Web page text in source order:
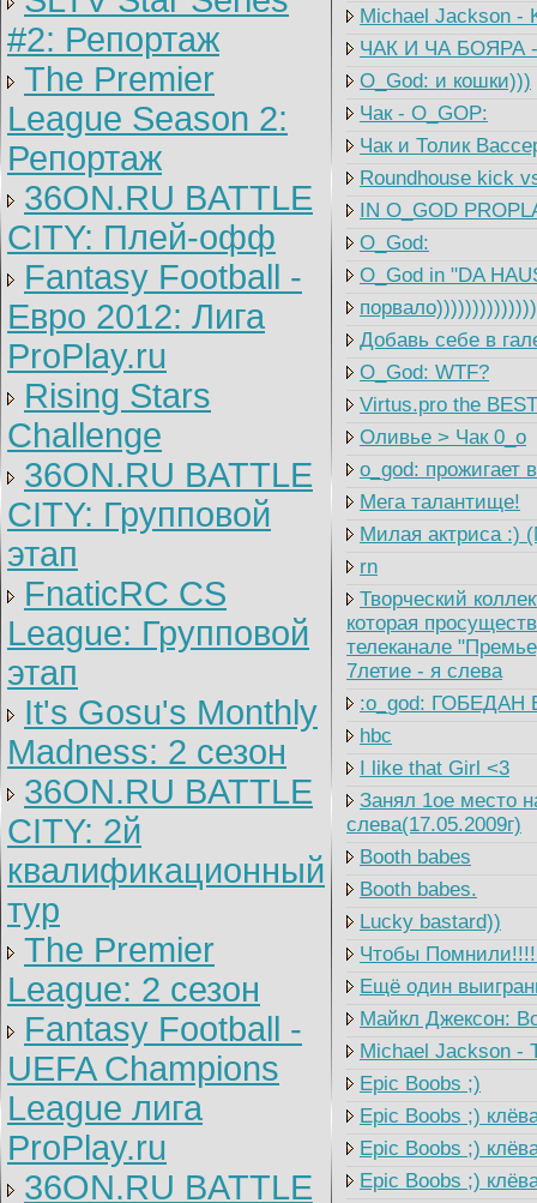
#2: Репортаж
The Premier
League Season 2:
Репортаж
36ON.RU BATTLE
CITY: Плей-офф
Fantasy Football -
Евро 2012: Лига
ProPlay.ru
Rising Stars
Challenge
36ON.RU BATTLE
CITY: Групповой
этап
FnaticRC CS
League: Групповой
этап
It's Gosu's Monthly
Madness: 2 сезон
36ON.RU BATTLE
CITY: 2й
квалификационный
тур
The Premier
League: 2 cезон
Fantasy Football -
UEFA Champions
League лига
ProPlay.ru
36ON.RU BATTLE
Michael Jackson -
ЧАК И ЧА БОЯРА -
O_God: и кошки)))
Чак - O_GOP:
Чак и Толик
Roundhouse kick
IN O_GOD
O_God:
O_God in "DA
Добавь себе в
O_God: WTF?
Virtus.pro the
Оливье > Чак 0_o
o_god: прожигает
Мега талантище!
Милая актриса :)
rn
Творческий
которая
телеканале
7летие - я слева
:o_god: ГОБЕДАН
hbc
I like that Girl <3
Занял 1ое место
слева(17.05.2009г)
Booth babes
Booth babes.
Lucky bastard))
Чтобы Помнили!!!!
Ещё один
Майкл Джексон:
Michael Jackson -
Epic Boobs ;)
Epic Boobs ;)
Epic Boobs ;)
Epic Boobs ;)